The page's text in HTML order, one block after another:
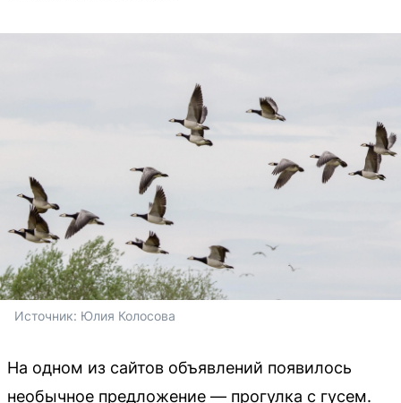
Источник: Юлия Колосова
На одном из сайтов объявлений появилось
необычное предложение — прогулка с гусем.